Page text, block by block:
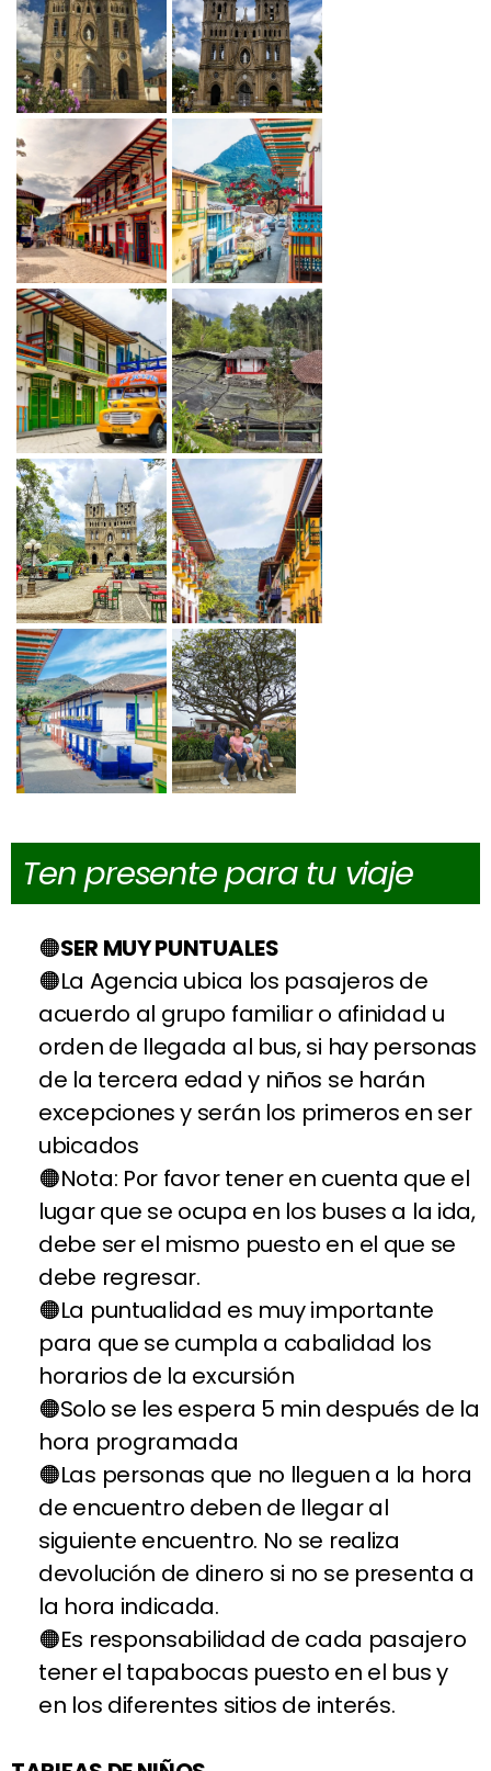
Ten presente para tu viaje
SER MUY PUNTUALES
La Agencia ubica los pasajeros de
acuerdo al grupo familiar o afinidad u
orden de llegada al bus, si hay personas
de la tercera edad y niños se harán
excepciones y serán los primeros en ser
ubicados
Nota: Por favor tener en cuenta que el
lugar que se ocupa en los buses a la ida,
debe ser el mismo puesto en el que se
debe regresar.
La puntualidad es muy importante
para que se cumpla a cabalidad los
horarios de la excursión
Solo se les espera 5 min después de la
hora programada
Las personas que no lleguen a la hora
de encuentro deben de llegar al
siguiente encuentro. No se realiza
devolución de dinero si no se presenta a
la hora indicada.
Es responsabilidad de cada pasajero
tener el tapabocas puesto en el bus y
en los diferentes sitios de interés.